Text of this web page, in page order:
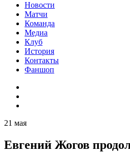
Новости
Матчи
Команда
Медиа
Клуб
История
Контакты
Фаншоп
21 мая
Евгений Жогов